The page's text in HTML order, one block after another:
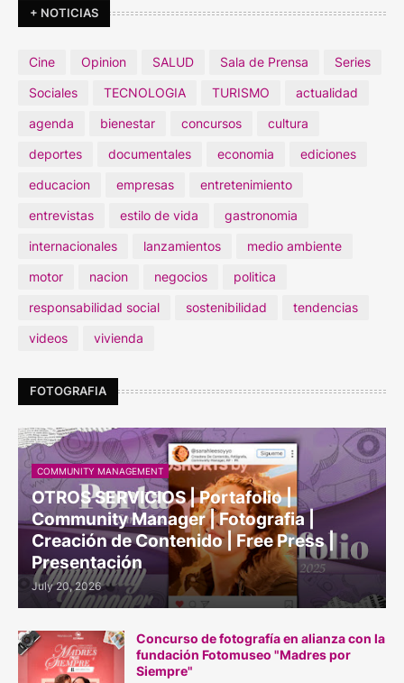
+ NOTICIAS
Cine Opinion SALUD Sala de Prensa
Series
Sociales
TECNOLOGIA TURISMO
actualidad
agenda
bienestar concursos
cultura
deportes
documentales economia
ediciones
educacion
empresas
entretenimiento
entrevistas
estilo de vida
gastronomia
internacionales
lanzamientos
medio ambiente
motor
nacion negocios
politica
responsabilidad social
sostenibilidad
tendencias
videos
vivienda
FOTOGRAFIA
COMMUNITY MANAGEMENT
OTROS SERVICIOS | Portafolio |
Community Manager | Fotografia |
Creación de Contenido | Free Press |
Presentación
July 20, 2026
Concurso de fotografía en alianza con la
fundación Fotomuseo "Madres por
Siempre"